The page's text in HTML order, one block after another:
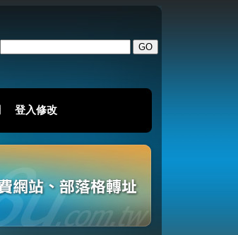
登入修改